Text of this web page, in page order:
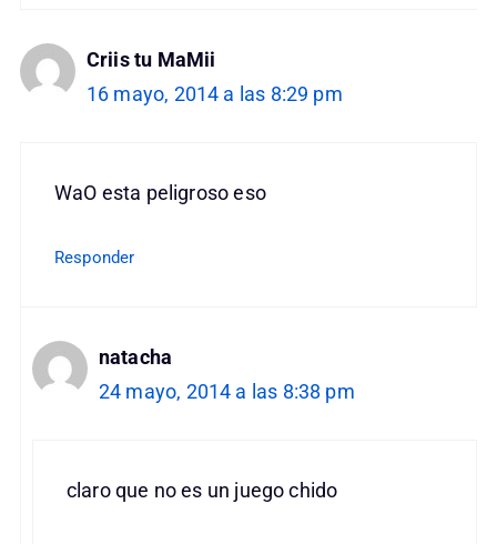
Criis tu MaMii
16 mayo, 2014 a las 8:29 pm
WaO esta peligroso eso
Responder
natacha
24 mayo, 2014 a las 8:38 pm
claro que no es un juego chido